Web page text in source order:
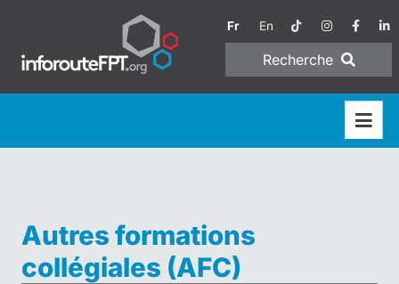
Fr En
Recherche
Autres formations
collégiales (AFC)